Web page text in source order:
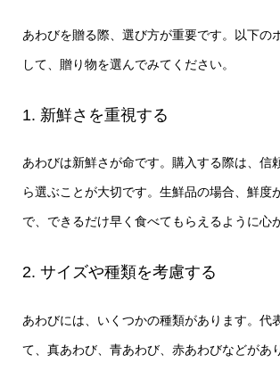
あわびを贈る際、選び方が重要です。以下の
して、贈り物を選んでみてください。
1. 新鮮さを重視する
あわびは新鮮さが命です。購入する際は、信
ら選ぶことが大切です。生鮮品の場合、鮮度
で、できるだけ早く食べてもらえるように心
2. サイズや種類を考慮する
あわびには、いくつかの種類があります。代
て、真あわび、青あわび、赤あわびなどがあ